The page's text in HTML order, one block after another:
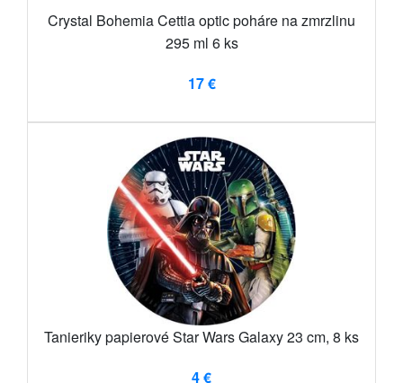
Crystal Bohemia Cettia optic poháre na zmrzlinu
295 ml 6 ks
17 €
Tanieriky papierové Star Wars Galaxy 23 cm, 8 ks
4 €